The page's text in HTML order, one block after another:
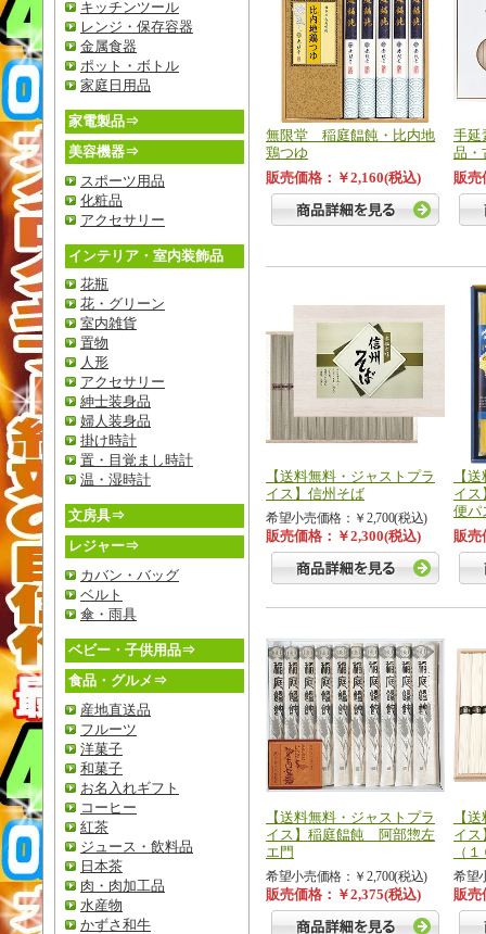
キッチンツール
レンジ・保存容器
金属食器
ポット・ボトル
家庭日用品
家電製品⇒
美容機器⇒
スポーツ用品
化粧品
アクセサリー
インテリア・室内装飾品
花瓶
花・グリーン
室内雑貨
置物
人形
アクセサリー
紳士装身品
婦人装身品
掛け時計
置・目覚まし時計
温・湿時計
文房具⇒
レジャー⇒
カバン・バッグ
ベルト
傘・雨具
ベビー・子供用品⇒
食品・グルメ⇒
産地直送品
フルーツ
洋菓子
和菓子
お名入れギフト
コーヒー
紅茶
ジュース・飲料品
日本茶
肉・肉加工品
水産物
かずさ和牛
無限堂 稲庭饂飩・比内地
鶏つゆ
販売価格：￥2,160(税込)
手延
品・
販売
【送料無料・ジャストプラ
イス】信州そば
希望小売価格：￥2,700(税込)
販売価格：￥2,300(税込)
【
イ
便パ
販売
【送料無料・ジャストプラ
イス】稲庭饂飩 阿部惣左
エ門
希望小売価格：￥2,700(税込)
販売価格：￥2,375(税込)
【
イス
（
希望
販売